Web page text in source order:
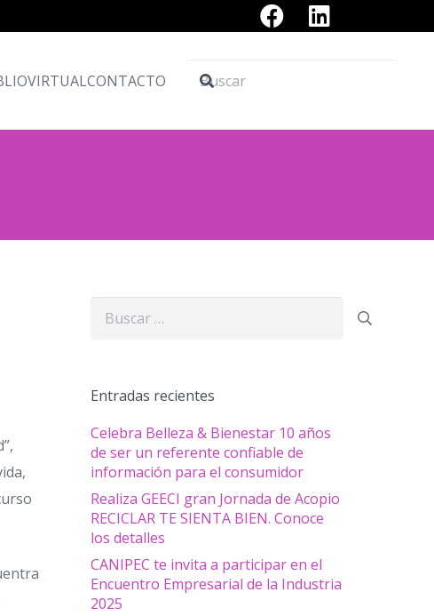
CONTACTO
Buscar:
Entradas recientes
Celebra Belleza & Bienestar 10 años
de ser un referente confiable de
información para el consumidor
Realiza GEECI gran Jornada de Acopio
RECICLAR TE SIENTA BIEN. Conoce
los detalles
CANIPEC te invita a participar en el
Encuentro Empresarial de la Industria
2025